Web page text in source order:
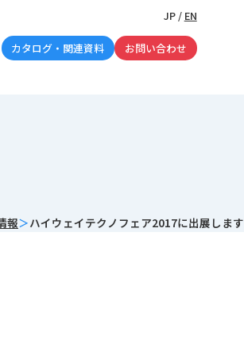
JP / EN
カタログ・関連資料 お問い合わせ
報 ハイウェイテクノフェア2017に出展します